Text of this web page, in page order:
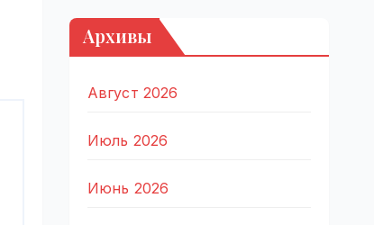
Архивы
Август 2026
Июль 2026
Июнь 2026